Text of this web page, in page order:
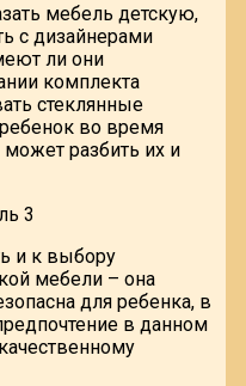
мебель детскую,
с дизайнерами
ли они
комплекта
стеклянные
во время
разбить их и
и к выбору
мебели – она
для ребенка, в
в данном